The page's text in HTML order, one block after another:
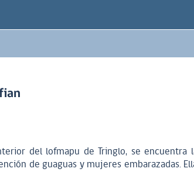
del lofmapu de Tringlo, se encuentra
de guaguas y mujeres embarazadas.